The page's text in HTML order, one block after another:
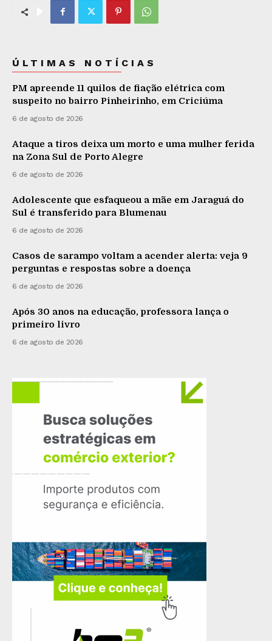
ÚLTIMAS NOTÍCIAS
PM apreende 11 quilos de fiação elétrica com
suspeito no bairro Pinheirinho, em Criciúma
6 de agosto de 2026
Ataque a tiros deixa um morto e uma mulher ferida
na Zona Sul de Porto Alegre
6 de agosto de 2026
Adolescente que esfaqueou a mãe em Jaraguá do
Sul é transferido para Blumenau
6 de agosto de 2026
Casos de sarampo voltam a acender alerta: veja 9
perguntas e respostas sobre a doença
6 de agosto de 2026
Após 30 anos na educação, professora lança o
primeiro livro
6 de agosto de 2026